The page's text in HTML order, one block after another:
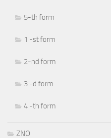
5-th form
1 -st form
2-nd form
3 -d form
4 -th form
ZNO